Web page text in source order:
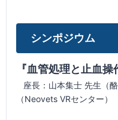
シンポジウム
『血管処理と止血操
座長：山本集士 先生（
（Neovets VRセンター）